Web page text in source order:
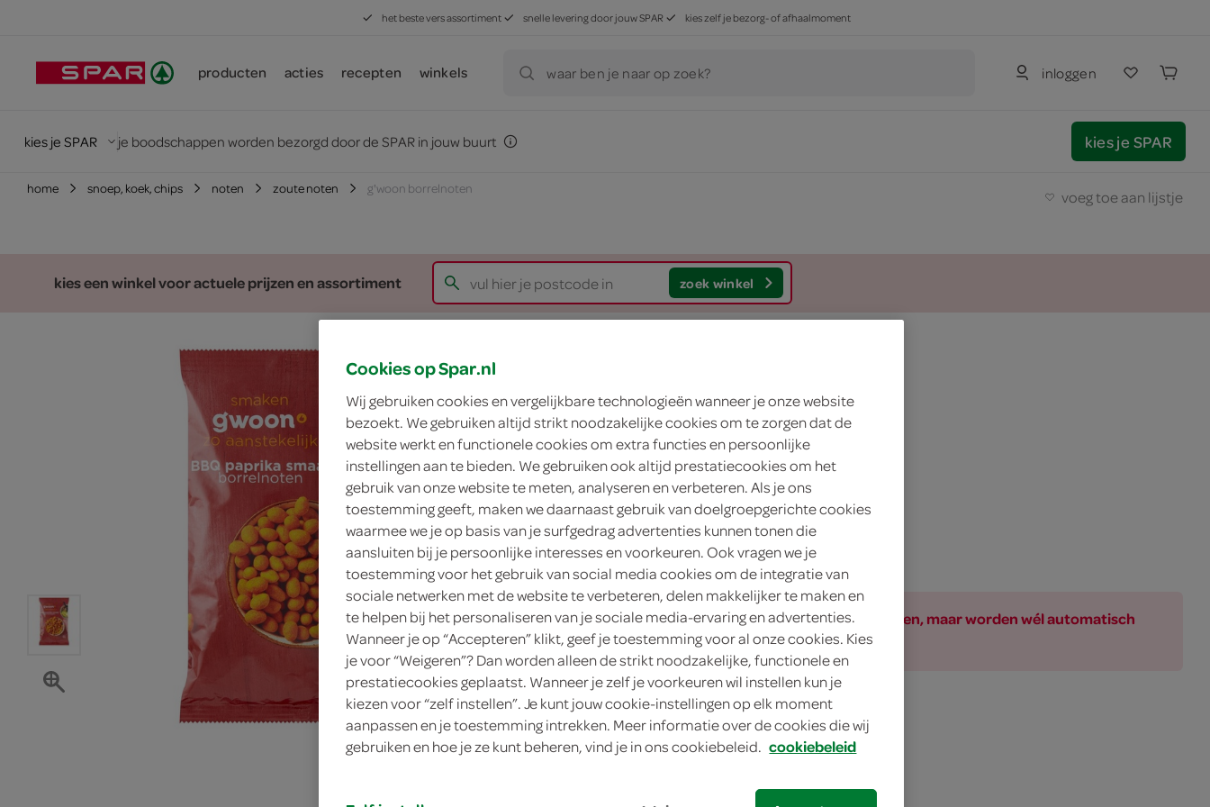
het beste vers assortiment snelle levering door jouw SPAR kies zelf je bezorg- of afhaalmoment
producten acties recepten winkels waar ben je naar op zoek? inloggen
kies je SPAR je boodschappen worden bezorgd door de SPAR in jouw buurt kies je SPAR
home snoep, koek, chips noten zoute noten g'woon borrelnoten voeg toe aan lijstje
kies een winkel voor actuele prijzen en assortiment zoek winkel
g'woon
1.
75
300 Gram
in winkelmand
Let op: aanbiedingen zijn niet zichtbaar bij de producten, maar worden wél automatisch
verwerkt in de winkelmand.
gewoon zo lekker
lekker bij de borrel!
koel en droog bewaren
Cookies op Spar.nl
Wij gebruiken cookies en vergelijkbare technologieën wanneer je onze website
bezoekt. We gebruiken altijd strikt noodzakelijke cookies om te zorgen dat de
website werkt en functionele cookies om extra functies en persoonlijke
instellingen aan te bieden. We gebruiken ook altijd prestatiecookies om het
gebruik van onze website te meten, analyseren en verbeteren. Als je ons
toestemming geeft, maken we daarnaast gebruik van doelgroepgerichte cookies
waarmee we je op basis van je surfgedrag advertenties kunnen tonen die
aansluiten bij je persoonlijke interesses en voorkeuren. Ook vragen we je
toestemming voor het gebruik van social media cookies om de integratie van
sociale netwerken met de website te verbeteren, delen makkelijker te maken en
te helpen bij het personaliseren van je sociale media-ervaring en advertenties.
Wanneer je op “Accepteren” klikt, geef je toestemming voor al onze cookies. Kies
je voor “Weigeren”? Dan worden alleen de strikt noodzakelijke, functionele en
prestatiecookies geplaatst. Wanneer je zelf je voorkeuren wil instellen kun je
kiezen voor “zelf instellen”. Je kunt jouw cookie-instellingen op elk moment
aanpassen en je toestemming intrekken. Meer informatie over de cookies die wij
gebruiken en hoe je ze kunt beheren, vind je in ons cookiebeleid. cookiebeleid